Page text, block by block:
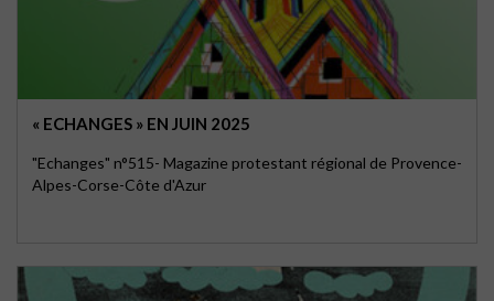
« ECHANGES » EN JUIN 2025
"Echanges" n°515- Magazine protestant régional de Provence-
Alpes-Corse-Côte d'Azur